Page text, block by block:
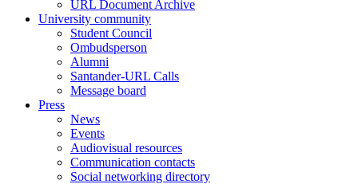
URL Document Archive
University community
Student Council
Ombudsperson
Alumni
Santander-URL Calls
Message board
Press
News
Events
Audiovisual resources
Communication contacts
Social networking directory